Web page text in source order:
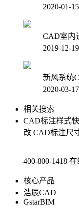
2020-01-
CAD室内
2019-12-
新风系统
2020-03-
相关搜索
CAD标注样式
改 CAD标注尺
400-800-1418 在
核心产品
浩辰CAD
GstarBIM